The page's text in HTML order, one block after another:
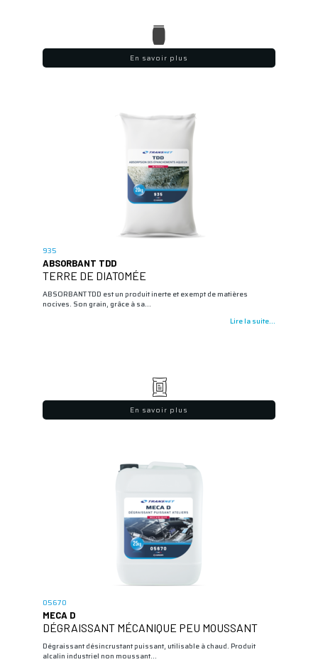
En savoir plus
935
ABSORBANT TDD
TERRE DE DIATOMÉE
ABSORBANT TDD est un produit inerte et exempt de matières
nocives. Son grain, grâce à sa…
Lire la suite...
En savoir plus
05670
MECA D
DÉGRAISSANT MÉCANIQUE PEU MOUSSANT
Dégraissant désincrustant puissant, utilisable à chaud. Produit
alcalin industriel non moussant…